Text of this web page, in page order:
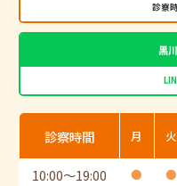
診察
黒
診察時間 月 火
10:00〜19:00 ● ●